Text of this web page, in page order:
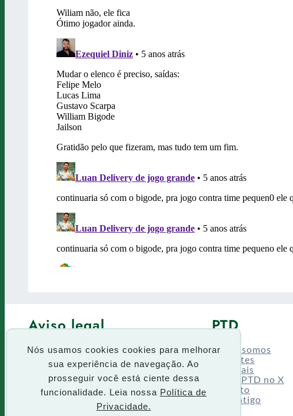
Nós usamos cookies cookies para melhorar
sua experiência de navegação. Ao
prosseguir você está ciente dessa
funcionalidade. Leia nossa Política de
Privacidade.
Aviso legal
Termos de uso
PTD
Quem somos
Enquetes
Especiais
Siga o PTD no X
Contato
Site antigo